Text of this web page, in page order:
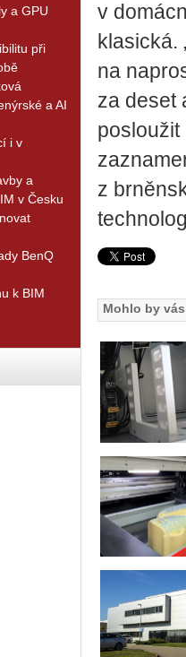
a GPU
při
a AI
i v
a
v Česku
BenQ
k BIM
v
klasická.
na
za deset
z
Mohlo by